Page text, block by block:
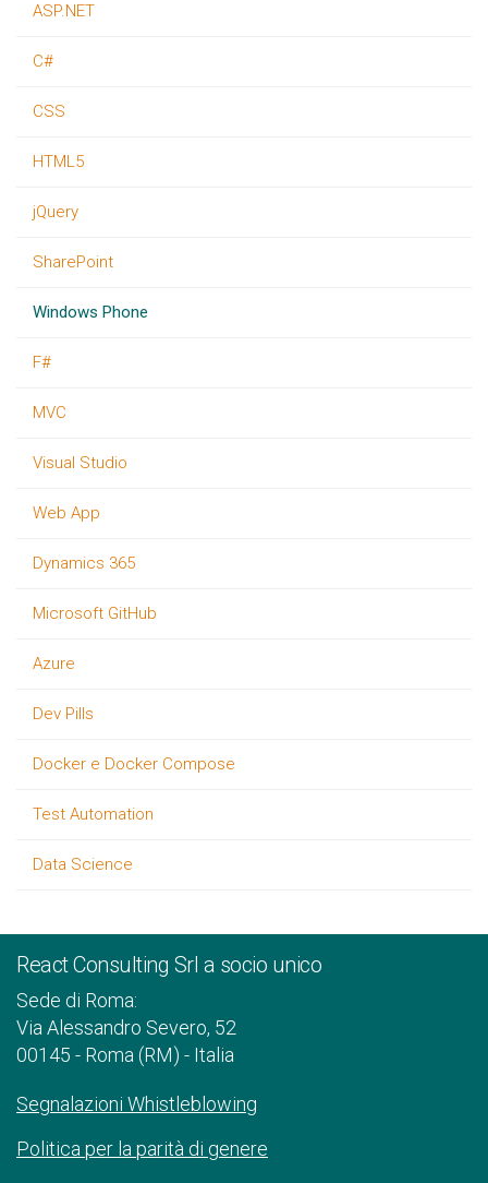
ASP.NET
C#
CSS
HTML5
jQuery
SharePoint
Windows Phone
F#
MVC
Visual Studio
Web App
Dynamics 365
Microsoft GitHub
Azure
Dev Pills
Docker e Docker Compose
Test Automation
Data Science
React Consulting Srl a socio unico
Sede di Roma:
Via Alessandro Severo, 52
00145 - Roma (RM) - Italia
Segnalazioni Whistleblowing
Politica per la parità di genere